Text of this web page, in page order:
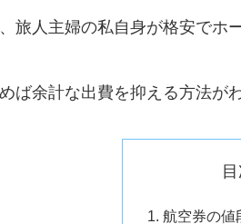
旅人主婦の私自身が格安でホ
ば余計な出費を抑える方法が
航空券の値